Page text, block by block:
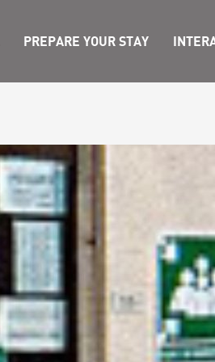
PREPARE YOUR STAY